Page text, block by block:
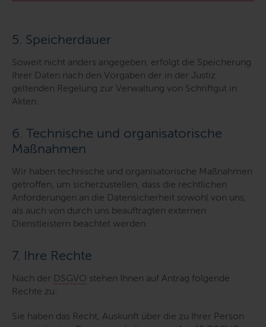
5. Speicherdauer
Soweit nicht anders angegeben, erfolgt die Speicherung
Ihrer Daten nach den Vorgaben der in der Justiz
geltenden Regelung zur Verwaltung von Schriftgut in
Akten.
6. Technische und organisatorische
Maßnahmen
Wir haben technische und organisatorische Maßnahmen
getroffen, um sicherzustellen, dass die rechtlichen
Anforderungen an die Datensicherheit sowohl von uns,
als auch von durch uns beauftragten externen
Dienstleistern beachtet werden.
7. Ihre Rechte
Nach der DSGVO stehen Ihnen auf Antrag folgende
Rechte zu:
Sie haben das Recht, Auskunft über die zu Ihrer Person